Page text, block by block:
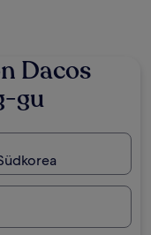
Dacos
gu